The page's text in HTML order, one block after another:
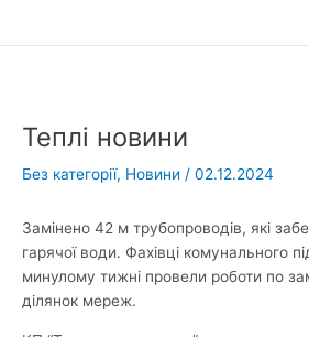
Теплі новини
Без категорії, Новини / 02.12.2024
Замінено 42 м трубопроводів, які
гарячої води. Фахівці комунального
минулому тижні провели роботи по
ділянок мереж.